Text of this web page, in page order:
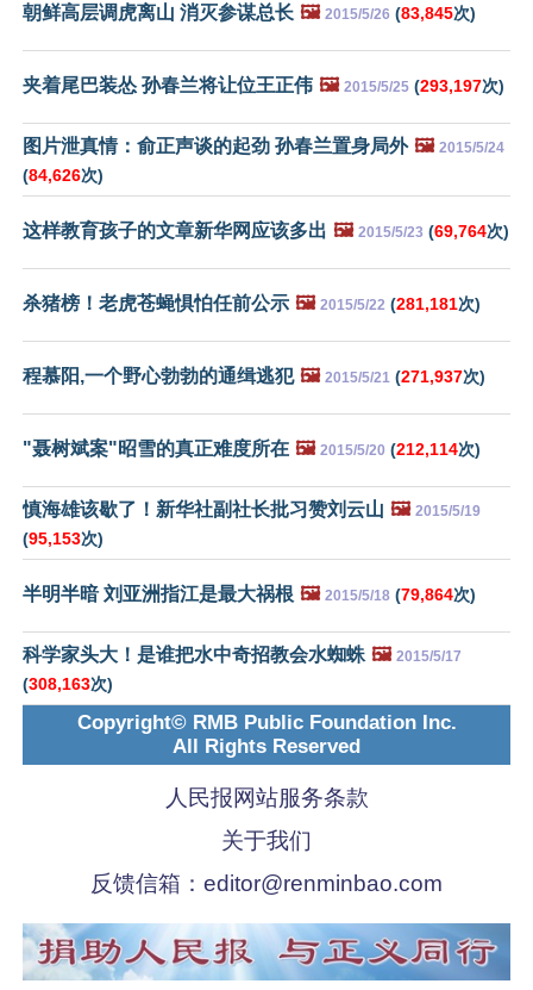
朝鲜高层调虎离山 消灭参谋总长 🖼️ 2015/5/26 (83,845次)
夹着尾巴装怂 孙春兰将让位王正伟 🖼️ 2015/5/25 (293,197次)
图片泄真情：俞正声谈的起劲 孙春兰置身局外 🖼️ 2015/5/24
(84,626次)
这样教育孩子的文章新华网应该多出 🖼️ 2015/5/23 (69,764次)
杀猪榜！老虎苍蝇惧怕任前公示 🖼️ 2015/5/22 (281,181次)
程慕阳,一个野心勃勃的通缉逃犯 🖼️ 2015/5/21 (271,937次)
"聂树斌案"昭雪的真正难度所在 🖼️ 2015/5/20 (212,114次)
慎海雄该歇了！新华社副社长批习赞刘云山 🖼️ 2015/5/19
(95,153次)
半明半暗 刘亚洲指江是最大祸根 🖼️ 2015/5/18 (79,864次)
科学家头大！是谁把水中奇招教会水蜘蛛 🖼️ 2015/5/17
(308,163次)
Copyright© RMB Public Foundation Inc.
All Rights Reserved
人民报网站服务条款
关于我们
反馈信箱： editor@renminbao.com